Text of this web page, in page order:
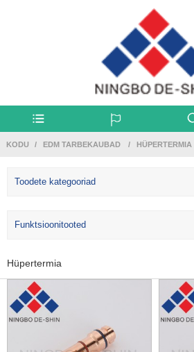
KODU EDM TARBEKAUBAD HÜPERTERMIA
Toodete kategooriad
Funktsioonitooted
Hüpertermia